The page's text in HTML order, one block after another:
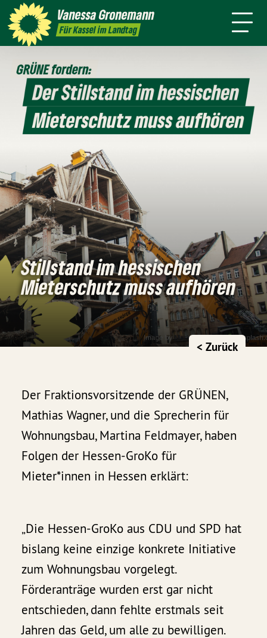
VanessaGronemann
Für Kassel im Landtag
Kontakt Mitmachen
Themen
Stillstand im hessischen
Mieterschutz muss aufhören
< Zurück
Der Fraktionsvorsitzende der GRÜNEN,
Mathias Wagner, und die Sprecherin für
Wohnungsbau, Martina Feldmayer, haben
Folgen der Hessen-GroKo für
Mieter*innen in Hessen erklärt:
„Die Hessen-GroKo aus CDU und SPD hat
bislang keine einzige konkrete Initiative
zum Wohnungsbau vorgelegt.
Förderanträge wurden erst gar nicht
entschieden, dann fehlte erstmals seit
Jahren das Geld, um alle zu bewilligen.